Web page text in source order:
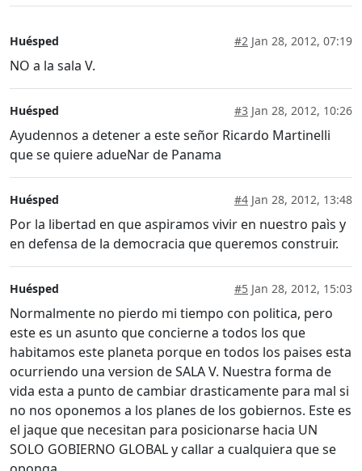
Huésped #2 Jan 28, 2012, 07:19
NO a la sala V.
Huésped #3 Jan 28, 2012, 10:26
Ayudennos a detener a este señor Ricardo Martinelli
que se quiere adueNar de Panama
Huésped #4 Jan 28, 2012, 13:48
Por la libertad en que aspiramos vivir en nuestro paìs y
en defensa de la democracia que queremos construir.
Huésped #5 Jan 28, 2012, 15:03
Normalmente no pierdo mi tiempo con politica, pero
este es un asunto que concierne a todos los que
habitamos este planeta porque en todos los paises esta
ocurriendo una version de SALA V. Nuestra forma de
vida esta a punto de cambiar drasticamente para mal si
no nos oponemos a los planes de los gobiernos. Este es
el jaque que necesitan para posicionarse hacia UN
SOLO GOBIERNO GLOBAL y callar a cualquiera que se